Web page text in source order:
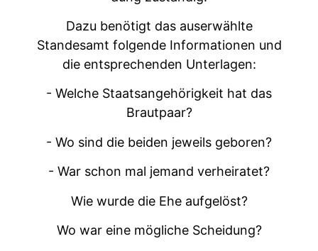
Dazu benötigt das auser­wählte
Standesamt fol­gende Infor­ma­tio­nen und
die entsprechen­den Unterlagen:
- Welche Staat­sange­hörigkeit hat das
Brautpaar?
- Wo sind die bei­den jew­eils geboren?
- War schon mal jemand verheiratet?
Wie wurde die Ehe aufgelöst?
Wo war eine mögliche Scheidung?